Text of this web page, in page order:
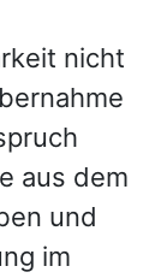
nicht
aus dem
und
im